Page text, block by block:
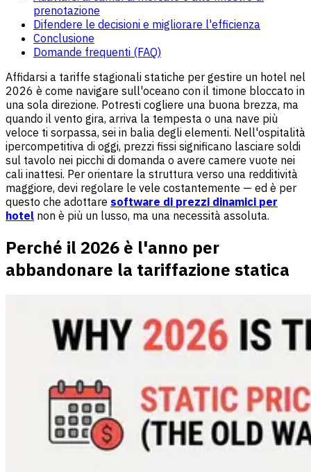
prenotazione
Difendere le decisioni e migliorare l'efficienza
Conclusione
Domande frequenti (FAQ)
Affidarsi a tariffe stagionali statiche per gestire un hotel nel
2026 è come navigare sull'oceano con il timone bloccato in
una sola direzione. Potresti cogliere una buona brezza, ma
quando il vento gira, arriva la tempesta o una nave più
veloce ti sorpassa, sei in balia degli elementi. Nell'ospitalità
ipercompetitiva di oggi, prezzi fissi significano lasciare soldi
sul tavolo nei picchi di domanda o avere camere vuote nei
cali inattesi. Per orientare la struttura verso una redditività
maggiore, devi regolare le vele costantemente — ed è per
questo che adottare software di prezzi dinamici per
hotel non è più un lusso, ma una necessità assoluta.
Perché il 2026 è l'anno per
abbandonare la tariffazione statica